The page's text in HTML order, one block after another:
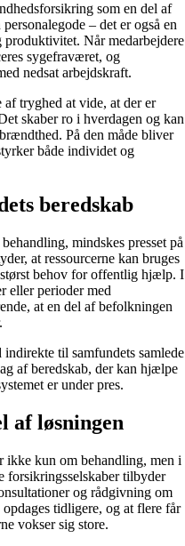
som en del af
– det er også en
produktivitet. Når medarbejdere
sygefraværet, og
nedsat arbejdskraft.
tryghed at vide, at der er
skaber ro i hverdagen og kan
På den måde bliver
både individet og
beredskab
mindskes presset på
at ressourcerne kan bruges
størst behov for offentlig hjælp. I
eller perioder med
at en del af befolkningen
til samfundets samlede
af beredskab, der kan hjælpe
er under pres.
af løsningen
ikke kun om behandling, men i
forsikringsselskaber tilbyder
og rådgivning om
tidligere, og at flere får
vokser sig store.